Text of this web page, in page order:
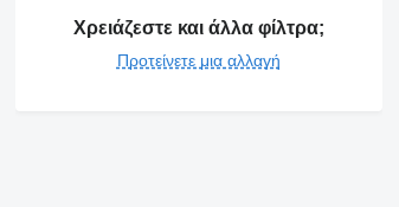
Χρειάζεστε και άλλα φίλτρα;
Προτείνετε μια αλλαγή